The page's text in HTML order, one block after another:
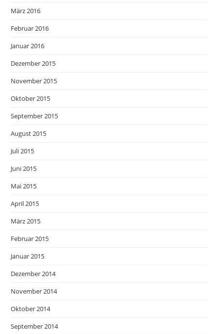
März 2016
Februar 2016
Januar 2016
Dezember 2015
November 2015
Oktober 2015
September 2015
August 2015
Juli 2015
Juni 2015
Mai 2015
April 2015
März 2015
Februar 2015
Januar 2015
Dezember 2014
November 2014
Oktober 2014
September 2014